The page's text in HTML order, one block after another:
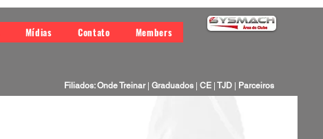
Mídias Contato Members
Filiados: Onde Treinar| Graduados CE TJD Parceiros